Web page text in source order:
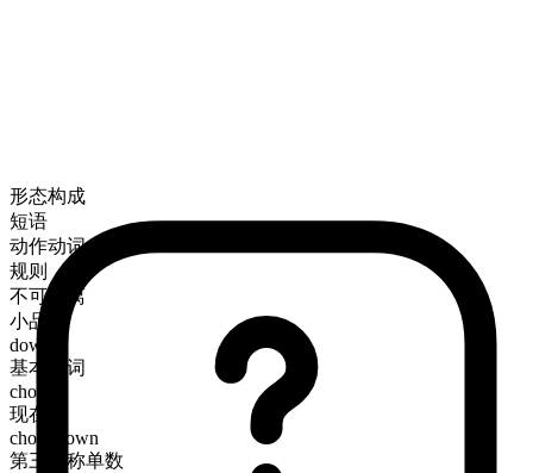
形态构成
短语
动作动词
规则
不可分离
小品词
down
基本动词
chow
现在时
chow down
第三人称单数